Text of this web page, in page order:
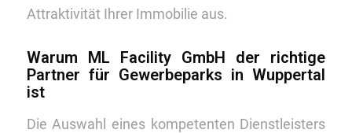
Attraktivität Ihrer Immobilie aus.
Warum ML Facility GmbH der richtige
Partner für Gewerbeparks in Wuppertal
ist
Die Auswahl eines kompetenten Dienstleisters